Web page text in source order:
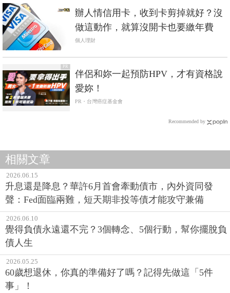
辦人情信用卡，收到卡剪掉就好？沒
做這動作，就算沒開卡也要繳年費
個人理財
PR
伴侶和妳一起預防HPV，才有資格說
愛妳！
PR・台灣癌症基金會
Recommended by
相關文章
2026.06.15
升息還是降息？華許6月首會牽動債市，內外資同發
聲：Fed面臨兩難，短天期非投等債才能攻守兼備
2026.06.10
覺得負債永遠還不完？3個轉念、5個行動，幫你擺脫負
債人生
2026.05.25
60歲想退休，你真的準備好了嗎？記得先做這「5件
事」！